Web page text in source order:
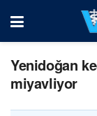
Yenidoğan
miyavliyor